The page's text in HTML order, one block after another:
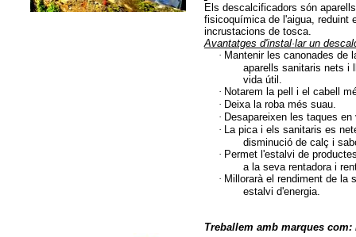
Els descalcificadors són
fisicoquímica de l'aigua, reduint
incrustacions de tosca.
Avantatges d'instal·lar un
· Mantenir les canonades de
aparells sanitaris nets i
vida útil.
· Notarem la pell i el cabell
· Deixa la roba més suau.
· Desapareixen les taques
·
La pica i els sanitaris es
disminució de calç i
· Permet l'estalvi de
a la seva rentadora i
· Millorarà el rendiment de la
estalvi d'energia.
Treballem amb marques com: